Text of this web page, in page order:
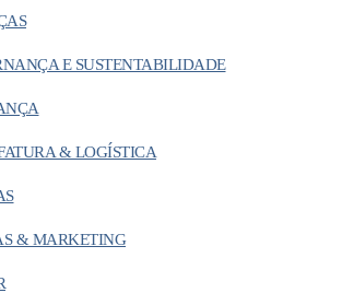
E SUSTENTABILIDADE
& LOGÍSTICA
& MARKETING